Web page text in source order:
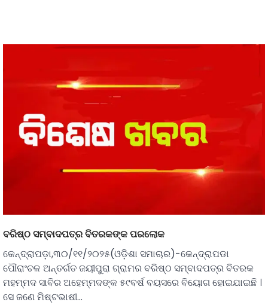
ବରିଷ୍ଠ ସମ୍ବାଦପତ୍ର ବିତରକଙ୍କ ପରଲୋକ
କେନ୍ଦ୍ରାପଡ଼ା,୩୦/୧୧/୨୦୨୫(ଓଡ଼ିଶା ସମାଚାର)-କେନ୍ଦ୍ରାପଡା
ପୌରାଂଚଳ ଅନ୍ତର୍ଗତ ଜୟୀପୁରା ଗ୍ରାମର ବରିଷ୍ଠ ସମ୍ବାଦପତ୍ର ବିତରକ
ମହମ୍ମଦ ସାବିର ଅହେମ୍ମଦଙ୍କ ୫୯ବର୍ଷ ବୟସରେ ବିୟୋଗ ହୋଇଯାଇଛି ।
ସେ ଜଣେ ମିଷ୍ଟଭାଷୀ…